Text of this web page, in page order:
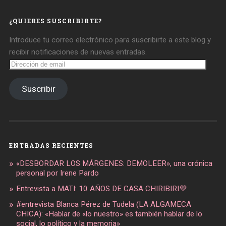
¿QUIERES SUSCRIBIRTE?
Introduce tu correo electrónico para suscribirte a este blog y
recibir notificaciones de nuevas entradas.
Dirección
de
Suscribir
ENTRADAS RECIENTES
«DESBORDAR LOS MÁRGENES: DEMOLEER», una crónica
personal por Irene Pardo
Entrevista a MATI: 10 AÑOS DE CASA CHIRIBIRI💜
#entrevista Blanca Pérez de Tudela (LA ALGAMECA
CHICA): «Hablar de «lo nuestro» es también hablar de lo
social, lo político y la memoria»